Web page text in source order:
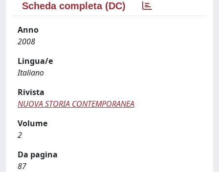
Scheda completa (DC)
Anno
2008
Lingua/e
Italiano
Rivista
NUOVA STORIA CONTEMPORANEA
Volume
2
Da pagina
87